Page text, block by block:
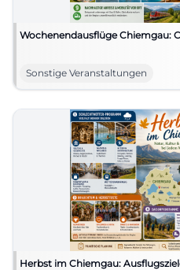
Wochenendausflüge Chiemgau:
Sonstige Veranstaltungen
Herbst im Chiemgau: